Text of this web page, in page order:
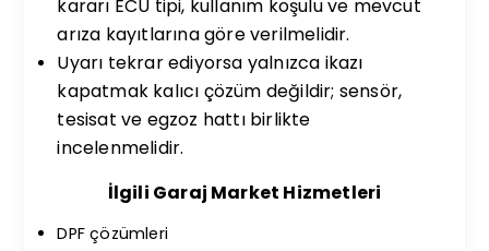
kararı ECU tipi, kullanım koşulu ve mevcut
arıza kayıtlarına göre verilmelidir.
Uyarı tekrar ediyorsa yalnızca ikazı
kapatmak kalıcı çözüm değildir; sensör,
tesisat ve egzoz hattı birlikte
incelenmelidir.
İlgili Garaj Market Hizmetleri
DPF çözümleri